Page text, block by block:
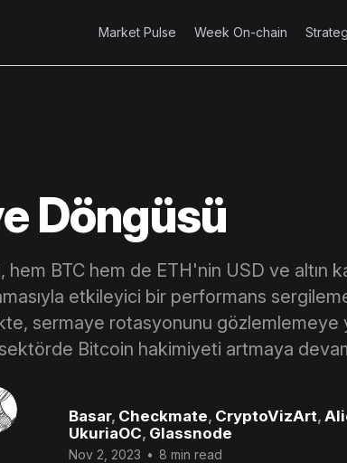
Market Pulse Week On-chain
Döngüsü
hem BTC hem de ETH'nin USD ve altın
etkileyici bir performans
sermaye rotasyonunu gözlemlemeye
Bitcoin hakimiyeti artmaya
Basar, Checkmate, CryptoVizArt,
UkuriaOC, Glassnode
Nov 2, 2023 • 8 min read